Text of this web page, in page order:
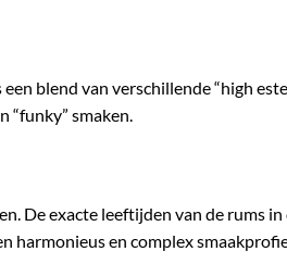
blend van verschillende “high
smaken.
De exacte leeftijden van de rums
harmonieus en complex